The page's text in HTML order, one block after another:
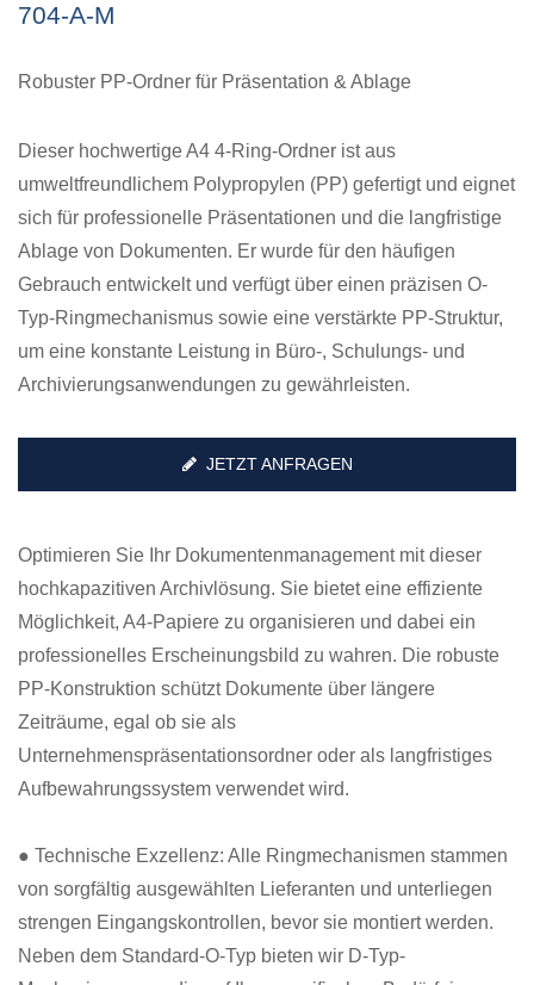
704-A-M
Robuster PP-Ordner für Präsentation & Ablage
Dieser hochwertige A4 4-Ring-Ordner ist aus
umweltfreundlichem Polypropylen (PP) gefertigt und eignet
sich für professionelle Präsentationen und die langfristige
Ablage von Dokumenten. Er wurde für den häufigen
Gebrauch entwickelt und verfügt über einen präzisen O-
Typ-Ringmechanismus sowie eine verstärkte PP-Struktur,
um eine konstante Leistung in Büro-, Schulungs- und
Archivierungsanwendungen zu gewährleisten.
JETZT ANFRAGEN
Optimieren Sie Ihr Dokumentenmanagement mit dieser
hochkapazitiven Archivlösung. Sie bietet eine effiziente
Möglichkeit, A4-Papiere zu organisieren und dabei ein
professionelles Erscheinungsbild zu wahren. Die robuste
PP-Konstruktion schützt Dokumente über längere
Zeiträume, egal ob sie als
Unternehmenspräsentationsordner oder als langfristiges
Aufbewahrungssystem verwendet wird.
● Technische Exzellenz: Alle Ringmechanismen stammen
von sorgfältig ausgewählten Lieferanten und unterliegen
strengen Eingangskontrollen, bevor sie montiert werden.
Neben dem Standard-O-Typ bieten wir D-Typ-